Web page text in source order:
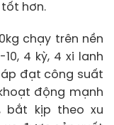
tốt hơn.
chạy trên nền
4 kỳ, 4 xi lanh
đạt công suất
động mạnh
bắt kịp theo xu